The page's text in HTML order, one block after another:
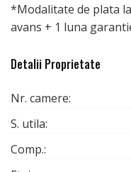
*Modalitate de plata
avans + 1 luna
Detalii Proprietate
Nr. camere:
S. utila:
Comp.: